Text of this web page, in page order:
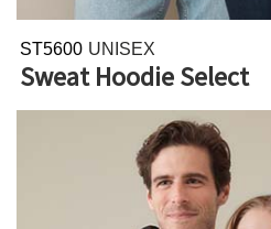
ST5600 UNISEX
Sweat Hoodie Select